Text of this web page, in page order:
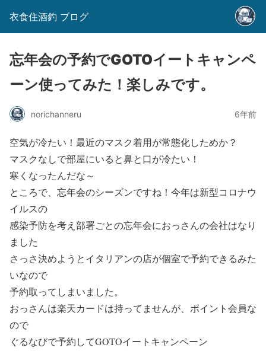
衣食住酒釣 ブログ
忘年会の予約でGOTOイートキャンペ
ーン使ってみた！楽しみです。
norichanneru 6年前
空気が冷たい！最近のマスク着用が常態化しためか？
マスクなしで部屋にいると鼻と口が冷たい！
寒くなったんだな～
ところで、忘年会のシーズンですね！今年は新型コロナウ
イルスの
感染予防を考え部署ごとの忘年会におっさんの会社はなり
ました
さっさ決めようとイタリアンの店が個室で予約できるみた
いなので
予約取ってしまいました。
おっさんは楽天カードは持ってませんが、ポイント会員な
ので
ぐるなびで予約してGOTOイートキャンペーン